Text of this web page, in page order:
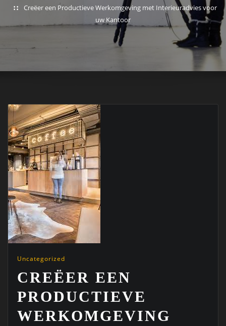
Creëer een Productieve Werkomgeving met Interieuradvies voor
uw Kantoor
Uncategorized
CREËER EEN
PRODUCTIEVE
WERKOMGEVING